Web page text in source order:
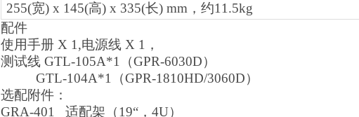
255(宽) x 145(高) x 335(长) mm，约11.5kg
配件
使用手册 X 1,电源线 X 1，
测试线 GTL-105A*1（GPR-6030D）
GTL-104A*1（GPR-1810HD/3060D）
选配附件：
GRA-401 适配架（19“，4U）